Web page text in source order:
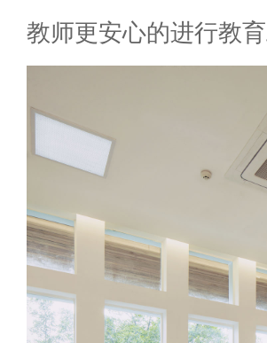
教师更安心的进行教